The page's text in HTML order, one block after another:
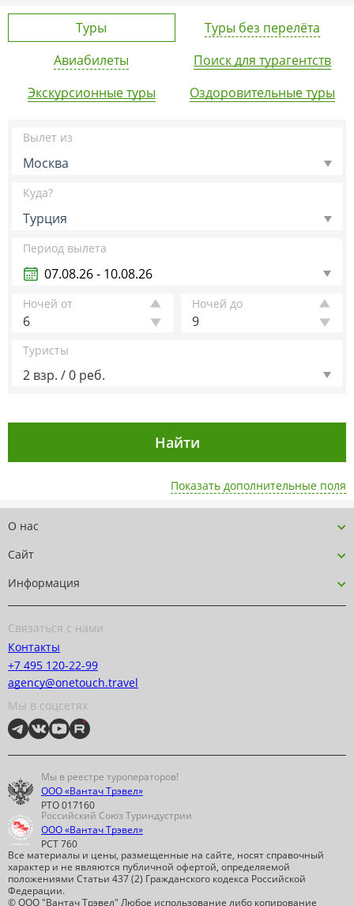
Туры
Туры без перелёта
Авиабилеты
Поиск для турагентств
Экскурсионные туры
Оздоровительные туры
Вылет из
Москва
Куда?
Турция
Период вылета
Ночей от
6
Ночей до
9
Туристы
2 взр. / 0 реб.
Показать дополнительные поля
О нас
Сайт
Информация
Связаться с нами
Контакты
+7 495 120-22-99
agency@onetouch.travel
Мы в соцсетях
Мы в реестре туроператоров!
ООО «Вантач Трэвел»
РТО 017160
Все материалы и цены, размещенные на сайте, носят справочный
характер и не являются публичной офертой, определяемой
положениями Статьи 437 (2) Гражданского кодекса Российской
Федерации.
Российский Союз Туриндустрии
ООО «Вантач Трэвел»
РСТ 760
© ООО "Вантач Трэвел" Любое использование либо копирование